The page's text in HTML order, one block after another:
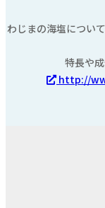
わじまの海塩につい
特長や
http://